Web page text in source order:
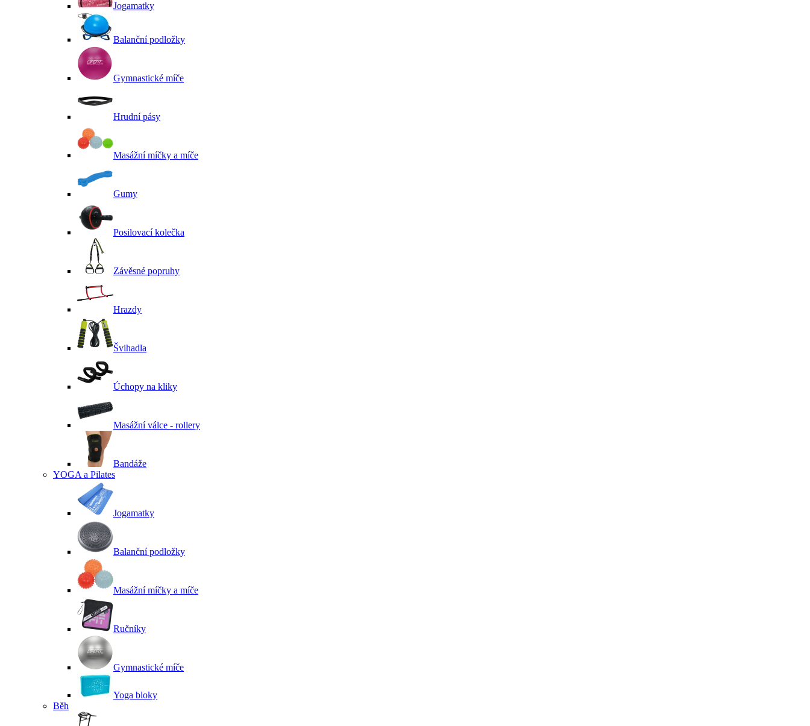
Jogamatky
Balanční podložky
Gymnastické míče
Hrudní pásy
Masážní míčky a míče
Gumy
Posilovací kolečka
Závěsné popruhy
Hrazdy
Švihadla
Úchopy na kliky
Masážní válce - rollery
Bandáže
YOGA a Pilates
Jogamatky
Balanční podložky
Masážní míčky a míče
Ručníky
Gymnastické míče
Yoga bloky
Běh